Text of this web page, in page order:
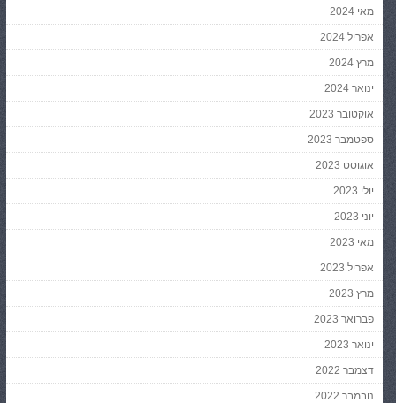
מאי 2024
אפריל 2024
מרץ 2024
ינואר 2024
אוקטובר 2023
ספטמבר 2023
אוגוסט 2023
יולי 2023
יוני 2023
מאי 2023
אפריל 2023
מרץ 2023
פברואר 2023
ינואר 2023
דצמבר 2022
נובמבר 2022